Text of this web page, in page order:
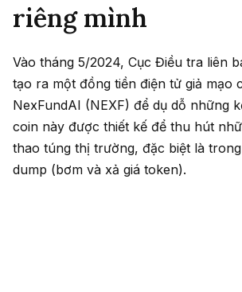
riêng mình
Vào tháng 5/2024, Cục Điều tra liên
tạo ra một đồng tiền điện tử giả mạo
NexFundAI (NEXF) để dụ dỗ những
coin này được thiết kế để thu hút
thao túng thị trường, đặc biệt là
dump (bơm và xả giá token).